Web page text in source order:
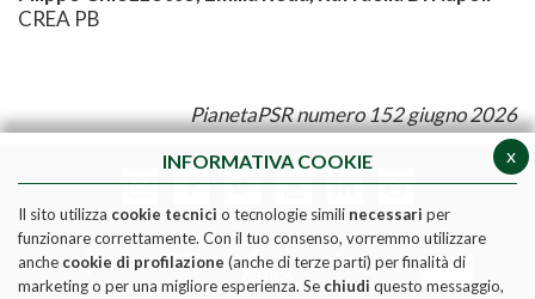
CREA PB
PianetaPSR numero 152 giugno 2026
x
INFORMATIVA COOKIE
Il sito utilizza cookie tecnici o tecnologie simili necessari per
funzionare correttamente. Con il tuo consenso, vorremmo utilizzare
anche cookie di profilazione (anche di terze parti) per finalità di
marketing o per una migliore esperienza. Se chiudi questo messaggio,